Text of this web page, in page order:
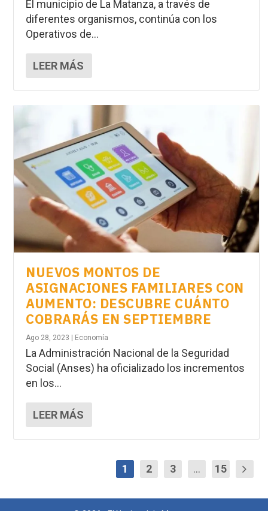
El municipio de La Matanza, a través de
diferentes organismos, continúa con los
Operativos de...
LEER MÁS
NUEVOS MONTOS DE
ASIGNACIONES FAMILIARES CON
AUMENTO: DESCUBRE CUÁNTO
COBRARÁS EN SEPTIEMBRE
Ago 28, 2023 | Economía
La Administración Nacional de la Seguridad
Social (Anses) ha oficializado los incrementos
en los...
LEER MÁS
1 2 3 ... 15